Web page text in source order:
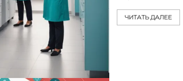
ЧИТАТЬ ДАЛЕЕ